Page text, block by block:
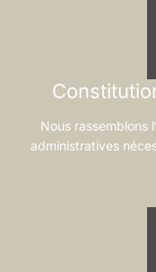
Nous rassemblons
administratives